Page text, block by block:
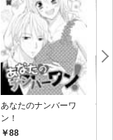
あなたのナンバーワ
ン！
88
ず